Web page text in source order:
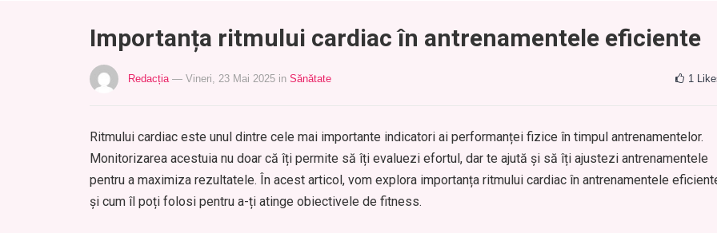
Importanța ritmului cardiac în antrenamentele eficiente
Redacția — Vineri, 23 Mai 2025 in Sănătate 1
Ritmului cardiac este unul dintre cele mai importante indicatori ai performanței fizice în timpul antrenamentelor.
Monitorizarea acestuia nu doar că îți permite să îți evaluezi efortul, dar te ajută și să îți ajustezi antrenamentele
pentru a maximiza rezultatele. În acest articol, vom explora importanța ritmului cardiac în antrenamentele
și cum îl poți folosi pentru a-ți atinge obiectivele de fitness.